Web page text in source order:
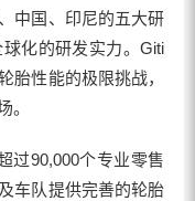
中国、印尼的五大研
化的研发实力。Giti
胎性能的极限挑战，
。
90,000个专业零售
车队提供完善的轮胎